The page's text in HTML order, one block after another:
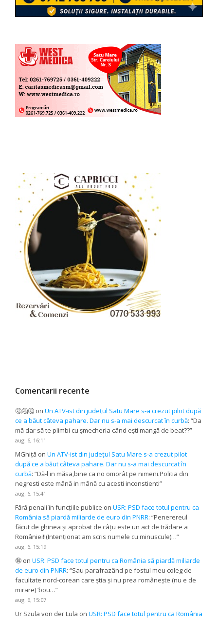
Comentarii recente
🤔🤔🤔 onUn ATV-ist din județul Satu Mare s-a crezut pilot după
ce a băut câteva pahare. Dar nu s-a mai descurcat în curbă: “Da
mă dar să te plimbi cu șmecheria când ești mangă de beat??”
aug. 6, 16:11
MGhiță onUn ATV-ist din județul Satu Mare s-a crezut pilot
după ce a băut câteva pahare. Dar nu s-a mai descurcat în
curbă: “Dă-l in măsa,bine ca no omorât pe nimeni.Politia din
negresti este mână in mână cu acesti inconstienti”
aug. 6, 15:41
Fără penali în funcțiile publice onUSR: PSD face totul pentru ca
România să piardă miliarde de euro din PNRR: “Penerereul
făcut de ghinea și aprobat de câțu este un act de trădare a
României!!(Intenționat am scris numele cu minuscule)…”
aug. 6, 15:19
🤪 onUSR: PSD face totul pentru ca România să piardă miliarde
de euro din PNRR: “Sau parafrazând pe fostul meu coleg de
facultate nord-corean care știa și nu prea românește (nu e de
mirare) ‘bou…”
aug. 6, 15:07
Ur Szula von der Lula onUSR: PSD face totul pentru ca România